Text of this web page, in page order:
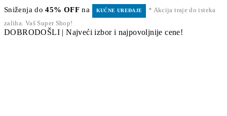
Sniženja do45% OFF na KUĆNE UREĐAJE
* Akcija traje do isteka
zaliha. Vaš Super Shop!
DOBRODOŠLI | Najveći izbor i najpovoljnije cene!